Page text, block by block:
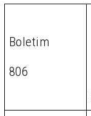
Boletim
806